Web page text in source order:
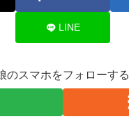
LINE
のスマホをフォローする